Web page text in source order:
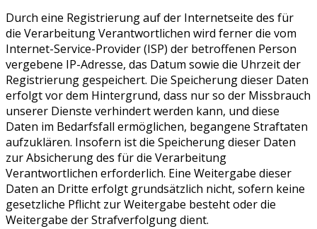
Durch eine Registrierung auf der Internetseite des für
die Verarbeitung Verantwortlichen wird ferner die vom
Internet-Service-Provider (ISP) der betroffenen Person
vergebene IP-Adresse, das Datum sowie die Uhrzeit der
Registrierung gespeichert. Die Speicherung dieser Daten
erfolgt vor dem Hintergrund, dass nur so der Missbrauch
unserer Dienste verhindert werden kann, und diese
Daten im Bedarfsfall ermöglichen, begangene Straftaten
aufzuklären. Insofern ist die Speicherung dieser Daten
zur Absicherung des für die Verarbeitung
Verantwortlichen erforderlich. Eine Weitergabe dieser
Daten an Dritte erfolgt grundsätzlich nicht, sofern keine
gesetzliche Pflicht zur Weitergabe besteht oder die
Weitergabe der Strafverfolgung dient.